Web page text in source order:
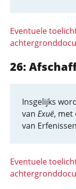
Eventuele
26:
Insgelijks
van Exuë, met
van
Eventuele